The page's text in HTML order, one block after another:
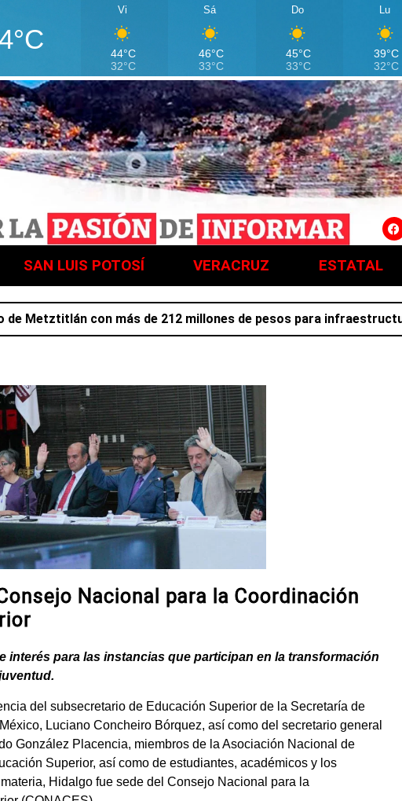
Vi
44°C
32°C
Sá
46°C
33°C
Do
45°C
33°C
Lu
39°C
32°C
SAN LUIS POTOSÍ VERACRUZ ESTATAL
con más de 212 millones de pesos para infraestructura
Nacional para la Coordinación
interés para las instancias que participan en la transformación
del subsecretario de Educación Superior de la Secretaría de
Luciano Concheiro Bórquez, así como del secretario general
González Placencia, miembros de la Asociación Nacional de
Superior, así como de estudiantes, académicos y los
Hidalgo fue sede del Consejo Nacional para la